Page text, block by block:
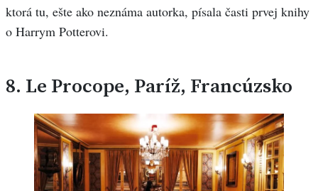
ktorá tu, ešte ako neznáma autorka, písala časti prvej knihy
o Harrym Potterovi.
8. Le Procope, Paríž, Francúzsko